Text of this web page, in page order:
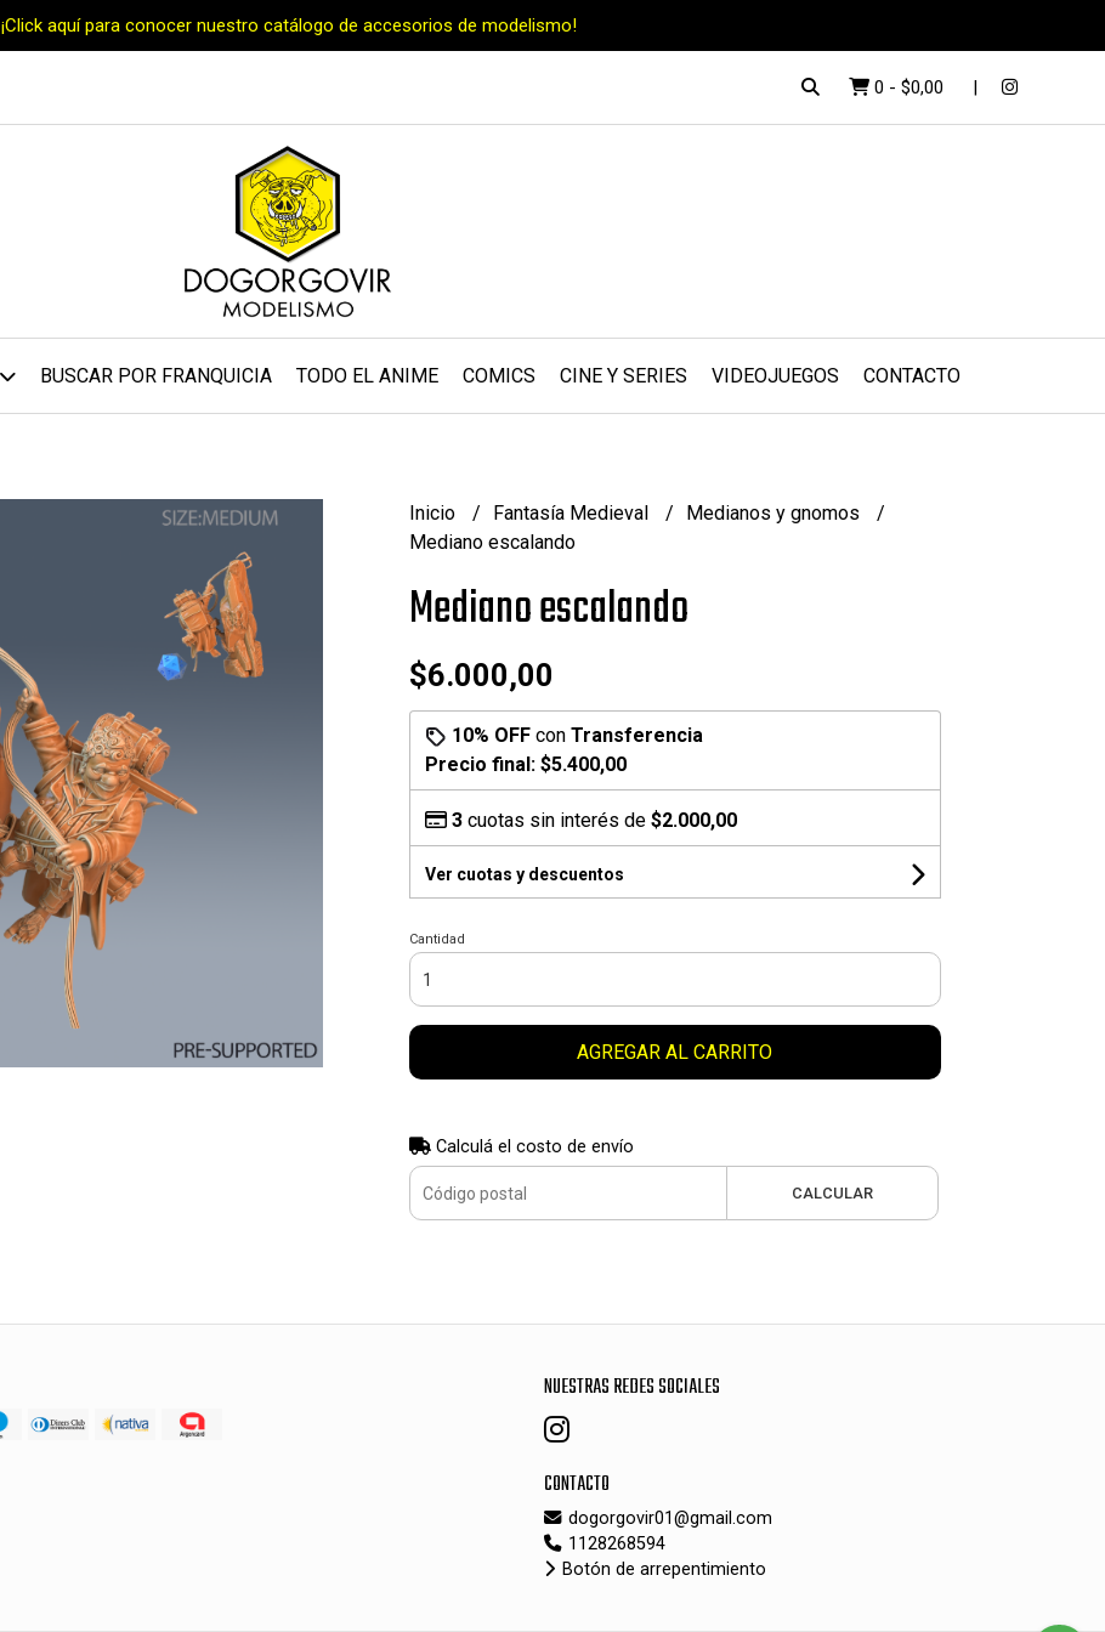
¡Click aquí para conocer nuestro catálogo de accesorios de modelismo!
0 - $0,00
BUSCAR POR FRANQUICIA TODO EL ANIME COMICS CINE Y SERIES VIDEOJUEGOS CONTACTO
Inicio Fantasía Medieval
Medianos y gnomos
Mediano escalando
Mediano escalando
$6.000,00
10% OFFcon Transferencia
Precio final: $5.400,00
3cuotas sin interés de $2.000,00
Ver cuotas y descuentos
Cantidad
AGREGAR AL CARRITO
Calculá el costo de envío
CALCULAR
NUESTRAS REDES SOCIALES
CONTACTO
dogorgovir01@gmail.com
1128268594
Botón de arrepentimiento